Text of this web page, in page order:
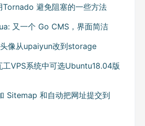
Tornado 避免阻塞的一些方法
又一个 Go CMS，界面简洁
像从upaiyun改到storage
工VPS系统中可选Ubuntu18.04版
Sitemap 和自动把网址提交到